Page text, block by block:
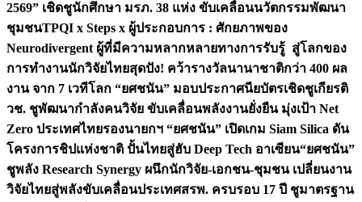
2569” เชิดชูนักศึกษา มรภ. 38 แห่ง ขับเคลื่อนนวัตกรรมพัฒนา
ชุมชนTPQI x Steps x ผู้ประกอบการ : ศักยภาพของ
Neurodivergent ผู้ที่มีความหลากหลายทางการรับรู้ สู่โลกของ
การทำงานนักวิจัยไทยสุดปัง! คว้ารางวัลนานาชาติกว่า 400 ผล
งาน จาก 7 เวทีโลก “ยศชนัน” มอบประกาศนียบัตรเชิดชูเกียรติ
วช. ชูพัฒนากำลังคนวิจัย ขับเคลื่อนพลังงานยั่งยืน มุ่งเป้า Net
Zero ประเทศไทยรองนายกฯ “ยศชนัน” เปิดเกม Siam Silica ดัน
โครงการชิปแห่งชาติ ปั้นไทยสู่ฮับ Deep Tech อาเซียน“ยศชนัน”
ชูพลัง Research Synergy ผนึกนักวิจัย-เอกชน-ชุมชน เปลี่ยนงาน
วิจัยไทยสู่พลังขับเคลื่อนประเทศสรพ. ครบรอบ 17 ปี ชูมาตรฐาน